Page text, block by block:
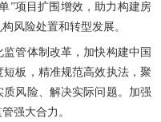
”项目扩围增效，助力构建房
风险处置和转型发展。
管体制改革，加快构建中国
板，精准规范高效执法，聚
风险、解决实际问题。加强
强大合力。